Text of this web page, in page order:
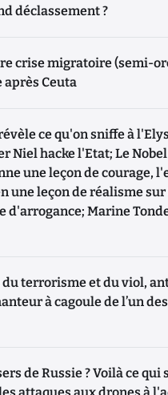
déclassement ?
crise migratoire (semi-
après Ceuta
ce qu'on sniffe à
Niel hacke l'Etat; Le
une leçon de courage,
une leçon de réalisme sur
d'arrogance; Marine
terrorisme et du viol,
à cagoule de l’un
de Russie ? Voilà ce qui